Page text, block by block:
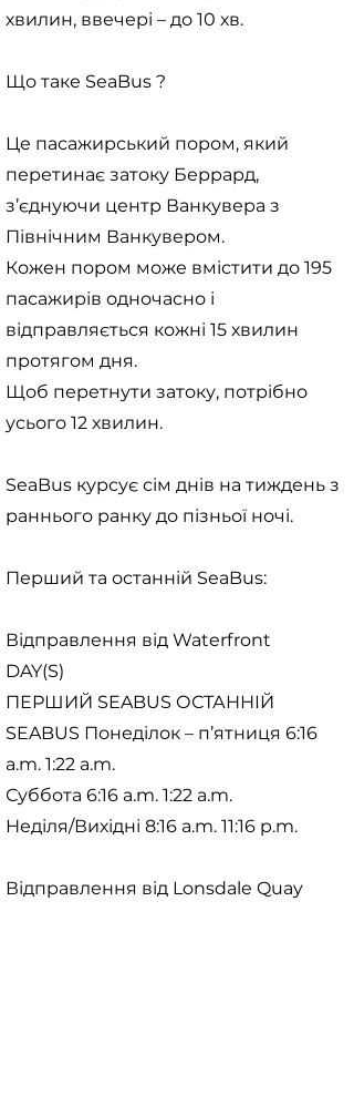
хвилин, ввечері – до 10 хв.
Що таке SeaBus ?
Це пасажирський пором, який
перетинає затоку Беррард,
з’єднуючи центр Ванкувера з
Північним Ванкувером.
Кожен пором може вмістити до 195
пасажирів одночасно і
відправляється кожні 15 хвилин
протягом дня.
Щоб перетнути затоку, потрібно
усього 12 хвилин.
SeaBus курсує сім днів на тиждень з
раннього ранку до пізньої ночі.
Перший та останній SeaBus:
Відправлення від Waterfront
DAY(S)
ПЕРШИЙ SEABUS ОСТАННІЙ
SEABUS Понеділок – п’ятниця 6:16
a.m. 1:22 a.m.
Суббота 6:16 a.m. 1:22 a.m.
Неділя/Вихідні 8:16 a.m. 11:16 p.m.
Відправлення від Lonsdale Quay